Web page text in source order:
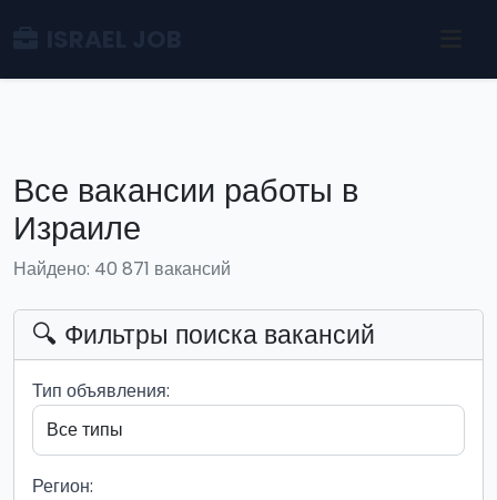
Все вакансии работы в
Израиле
Найдено: 40 871 вакансий
🔍 Фильтры поиска вакансий
Тип объявления:
Регион: